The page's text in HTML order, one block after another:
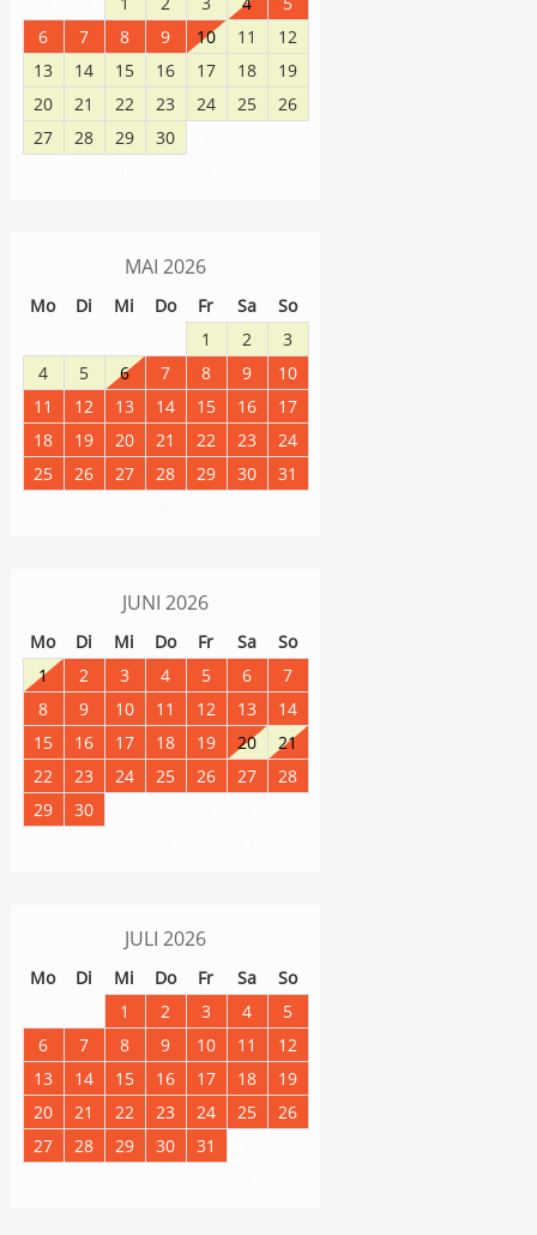
6
7 8 9 10 11
12
13
14 15 16 17 18
19
20
21 22 23 24 25
26
27
28 29 30
MAI 2026
Mo Di Mi Do Fr Sa
So
1 2
3
4
5 6 7 8 9
10
11
12 13 14 15 16
17
18
19 20 21 22 23
24
25
26 27 28 29 30
31
JUNI 2026
Mo Di Mi Do Fr Sa
So
1
2 3 4 5 6
7
8
9 10 11 12 13
14
15
16 17 18 19 20
21
22
23 24 25 26 27
28
29
30
JULI 2026
Mo Di Mi Do Fr Sa
So
1 2 3 4
5
6
7 8 9 10 11
12
13
14 15 16 17 18
19
20
21 22 23 24 25
26
27
28 29 30 31